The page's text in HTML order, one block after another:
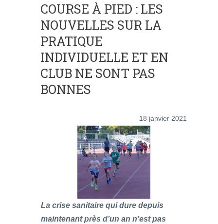
COURSE À PIED : LES
NOUVELLES SUR LA
PRATIQUE
INDIVIDUELLE ET EN
CLUB NE SONT PAS
BONNES
18 janvier 2021
La crise sanitaire qui dure depuis
maintenant près d’un an n’est pas